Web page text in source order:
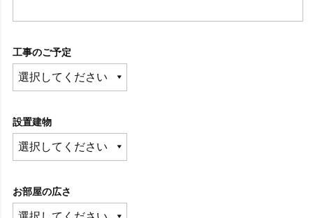
工事のご予定
設置建物
お部屋の広さ